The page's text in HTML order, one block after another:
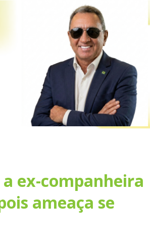
ex-companheira
ameaça se